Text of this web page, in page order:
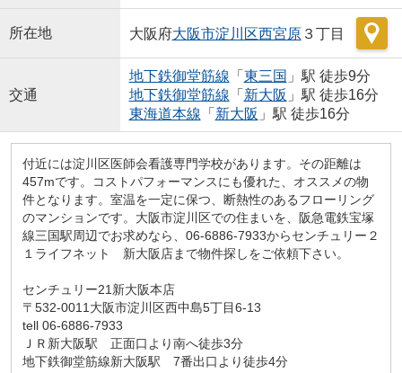
所在地 大阪府大阪市淀川区西宮原３丁目
交通
地下鉄御堂筋線 「 東三国 」駅 徒歩9分
地下鉄御堂筋線 「 新大阪 」駅 徒歩16分
東海道本線 「 新大阪 」駅 徒歩16分
付近には淀川区医師会看護専門学校があります。その距離は
457mです。コストパフォーマンスにも優れた、オススメの物
件となります。室温を一定に保つ、断熱性のあるフローリング
のマンションです。大阪市淀川区での住まいを、阪急電鉄宝塚
線三国駅周辺でお求めなら、06-6886-7933からセンチュリー２
１ライフネット 新大阪店まで物件探しをご依頼下さい。
センチュリー21新大阪本店
〒532-0011大阪市淀川区西中島5丁目6-13
tell 06-6886-7933
ＪＲ新大阪駅 正面口より南へ徒歩3分
地下鉄御堂筋線新大阪駅 7番出口より徒歩4分